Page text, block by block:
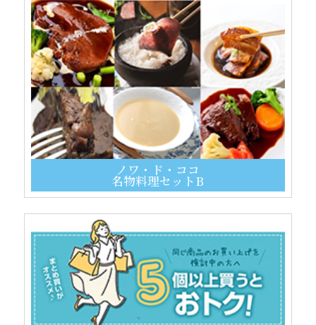
ノワ・ド・ココ
名物料理セットB